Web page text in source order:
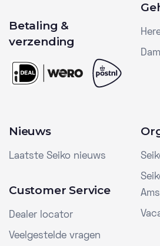
Betaling &
verzending
Nieuws
Laatste Seiko nieuws
Customer Service
Dealer locator
Veelgestelde vragen